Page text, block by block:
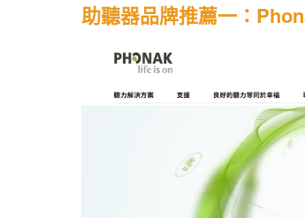
助聽器品牌推薦一：